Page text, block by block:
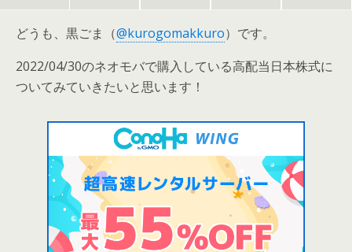
どうも、黒ごま（@kurogomakkuro）です。
2022/04/30のネオモバで購入している高配当日本株式に
ついてみていきたいと思います！